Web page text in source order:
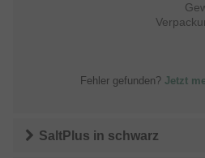
Fehler gefunden? Jetzt
SaltPlus in schwarz